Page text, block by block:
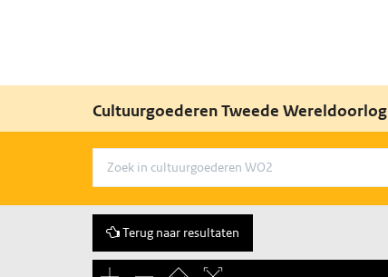
Cultuurgoederen Tweede Wereldoorlog
Terug naar resultaten